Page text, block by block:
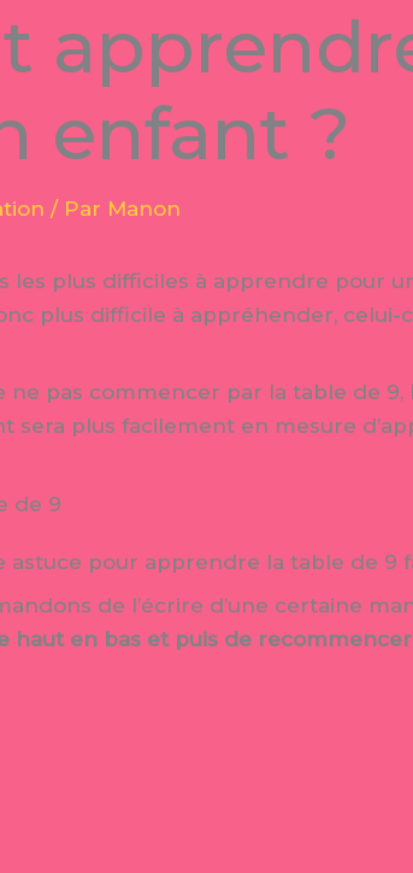
enfant ?
/ Par Manon
les plus difficiles à apprendre pour
plus difficile à appréhender, celui-
pas commencer par la table de 9,
sera plus facilement en mesure
de 9
astuce pour apprendre la table de 9
de l’écrire d’une certaine
haut en bas et puis de recommencer